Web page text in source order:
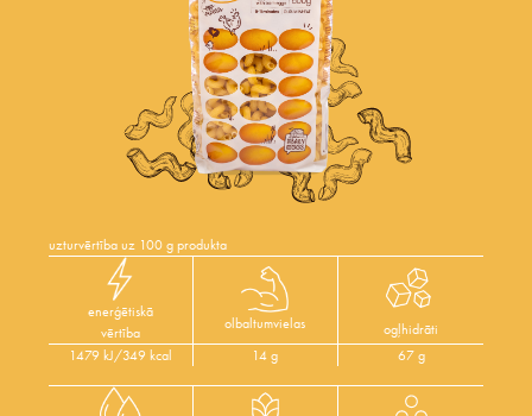
uzturvērtība uz 100 g produkta
enerģētiskā
vērtība
olbaltumvielas
ogļhidrāti
1479 kJ/349 kcal
14 g 67 g